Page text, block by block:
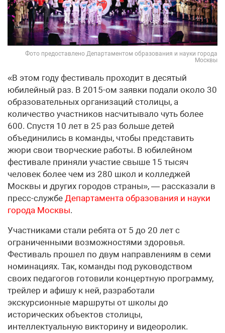
Фото предоставлено Департаментом образования и науки города
Москвы
«В этом году фестиваль проходит в десятый
юбилейный раз. В 2015-ом заявки подали около 30
образовательных организаций столицы, а
количество участников насчитывало чуть более
600. Спустя 10 лет в 25 раз больше детей
объединились в команды, чтобы представить
жюри свои творческие работы. В юбилейном
фестивале приняли участие свыше 15 тысяч
человек более чем из 280 школ и колледжей
Москвы и других городов страны», — рассказали в
пресс-службе Департамента образования и науки
города Москвы.
Участниками стали ребята от 5 до 20 лет с
ограниченными возможностями здоровья.
Фестиваль прошел по двум направлениям в семи
номинациях. Так, команды под руководством
своих педагогов готовили концертную программу,
трейлер и афишу к ней, разработали
экскурсионные маршруты от школы до
исторических объектов столицы,
интеллектуальную викторину и видеоролик.